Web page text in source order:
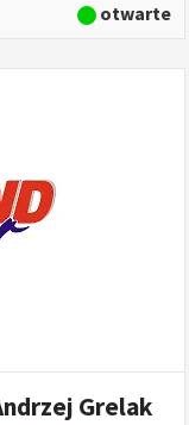
otwarte
Grelak